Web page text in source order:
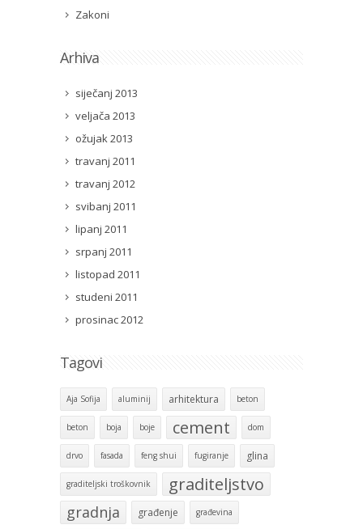
Zakoni
Arhiva
siječanj 2013
veljača 2013
ožujak 2013
travanj 2011
travanj 2012
svibanj 2011
lipanj 2011
srpanj 2011
listopad 2011
studeni 2011
prosinac 2012
Tagovi
Aja Sofija aluminij arhitektura beton
beton boja boje cement dom
drvo fasada feng shui fugiranje glina
graditeljski troškovnik graditeljstvo
gradnja građenje građevina